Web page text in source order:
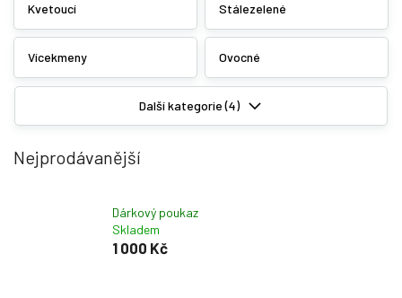
Kvetoucí Stálezelené
Vícekmeny Ovocné
Další kategorie (4)
Nejprodávanější
Dárkový poukaz
Skladem
1 000 Kč